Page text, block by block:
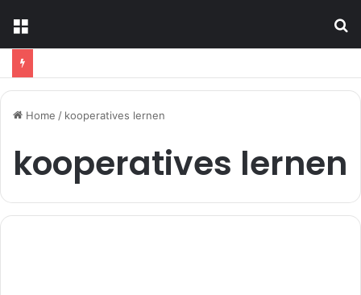
Home / kooperatives lernen
kooperatives lernen